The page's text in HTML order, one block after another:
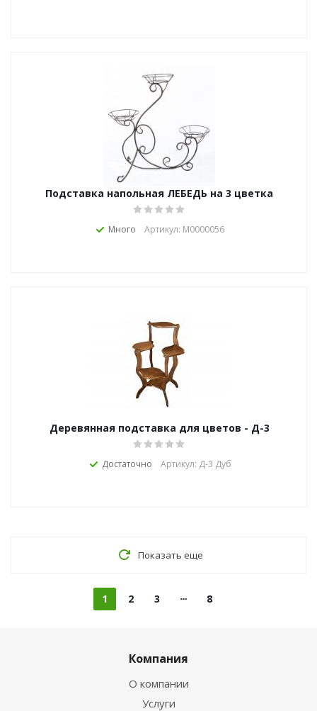
Подставка напольная ЛЕБЕДЬ на 3 цветка
Много Артикул: М0000056
Деревянная подставка для цветов - Д-3
Достаточно Артикул: Д-3 Дуб
Показать еще
1 2 3 8
Компания
О компании
Услуги